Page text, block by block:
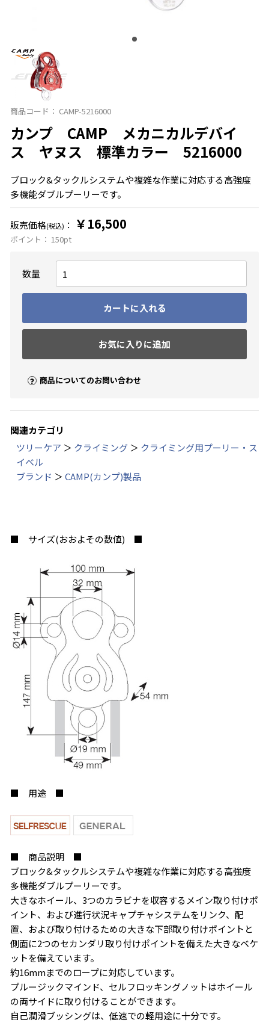
商品コード： CAMP-5216000
カンプ CAMP メカニカルデバイ
ス ヤヌス 標準カラー 5216000
ブロック&タックルシステムや複雑な作業に対応する高強度
多機能ダブルプーリーです。
販売価格(税込) ： ￥16,500
ポイント： 150pt
数量
カートに入れる
お気に入りに追加
商品についてのお問い合わせ
お買い物を続ける
関連カテゴリ
ツリーケア ＞ クライミング ＞ クライミング用プーリー・ス
イベル
ブランド ＞CAMP(カンプ)製品
■ サイズ(おおよその数値) ■
■ 用途 ■
■ 商品説明 ■
ブロック&タックルシステムや複雑な作業に対応する高強度
多機能ダブルプーリーです。
大きなホイール、3つのカラビナを収容するメイン取り付けポ
イント、および進行状況キャプチャシステムをリンク、配
置、および取り付けるための大きな下部取り付けポイントと
側面に2つのセカンダリ取り付けポイントを備えた大きなベケ
ットを備えています。
約16mmまでのロープに対応しています。
プルージックマインド、セルフロッキングノットはホイール
の両サイドに取り付けることができます。
自己潤滑ブッシングは、低速での軽用途に十分です。